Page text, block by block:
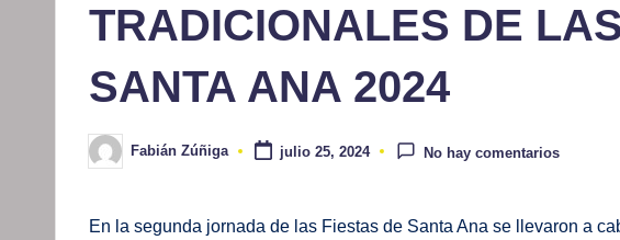
TRADICIONALES DE
SANTA ANA 2024
Publicado
por
Fabián Zúñiga julio 25, 2024 No hay comentarios
En la segunda jornada de las Fiestas de Santa Ana se llevaron a